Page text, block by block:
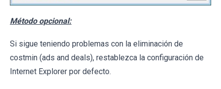
Método opcional:
Si sigue teniendo problemas con la eliminación de
costmin (ads and deals), restablezca la configuración de
Internet Explorer por defecto.